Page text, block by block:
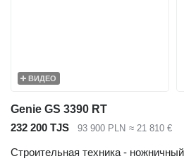
ВИДЕО
Genie GS 3390 RT
232 200 TJS
93 900 PLN ≈ 21 810 €
Строительная техника -